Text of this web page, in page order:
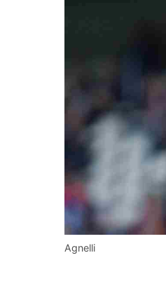
Agnelli